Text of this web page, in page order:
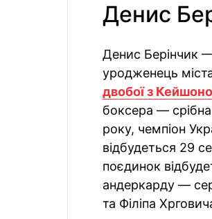
Денис
Денис Берінчик —
уродженець
двобої з
боксера — срібна
року, чемпіон
відбудеться 29
поєдинок
андеркарду —
та Філіпа